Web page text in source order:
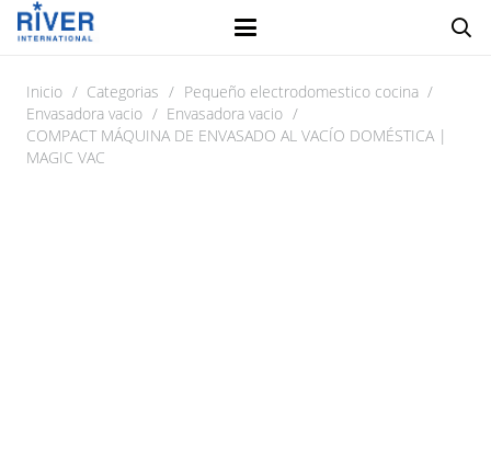
Inicio / Categorias / Pequeño electrodomestico cocina /
Envasadora vacio / Envasadora vacio /
COMPACT MÁQUINA DE ENVASADO AL VACÍO DOMÉSTICA |
MAGIC VAC